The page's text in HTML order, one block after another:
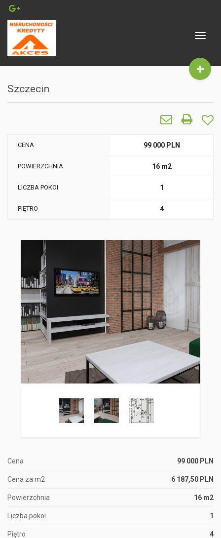
Toggle
Szczecin
CENA 99 000 PLN
POWIERZCHNIA 16 m2
LICZBA POKOI 1
PIĘTRO 4
Cena 99 000 PLN
Cena za m2 6 187,50 PLN
Powierzchnia 16 m2
Liczba pokoi 1
Piętro 4